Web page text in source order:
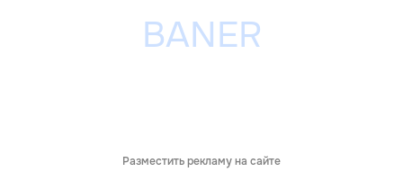
Разместить рекламу на сайте